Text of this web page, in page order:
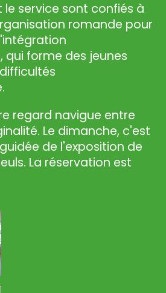
le service sont confiés à
romande pour
qui forme des jeunes
regard navigue entre
Le dimanche, c'est
de l'exposition de
La réservation est